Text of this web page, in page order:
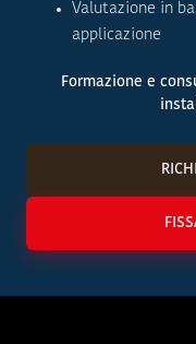
Valutazione in
applicazione
Formazione e